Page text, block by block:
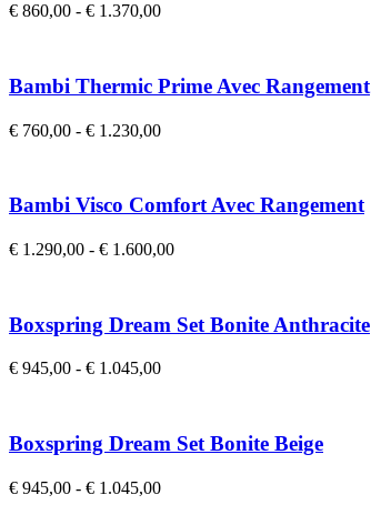
€ 860,00 - € 1.370,00
Bambi Thermic Prime Avec Rangement
€ 760,00 - € 1.230,00
Bambi Visco Comfort Avec Rangement
€ 1.290,00 - € 1.600,00
Boxspring Dream Set Bonite Anthracite
€ 945,00 - € 1.045,00
Boxspring Dream Set Bonite Beige
€ 945,00 - € 1.045,00